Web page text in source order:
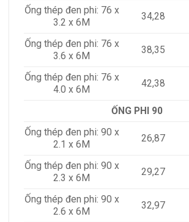
Ống thép đen phi: 76 x
3.2 x 6M
34,28
Ống thép đen phi: 76 x
3.6 x 6M
38,35
Ống thép đen phi: 76 x
4.0 x 6M
42,38
ỐNG PHI 90
Ống thép đen phi: 90 x
2.1 x 6M
26,87
Ống thép đen phi: 90 x
2.3 x 6M
29,27
Ống thép đen phi: 90 x
2.6 x 6M
32,97